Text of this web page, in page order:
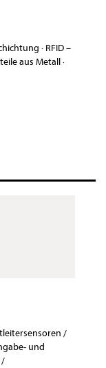
· RFID –
aus Metall·
/
und
/